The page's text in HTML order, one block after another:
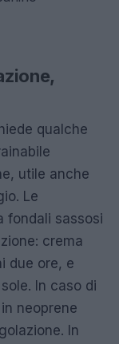
qualche
utile anche
Le
fondali sassosi
crema
due ore, e
In caso di
neoprene
In